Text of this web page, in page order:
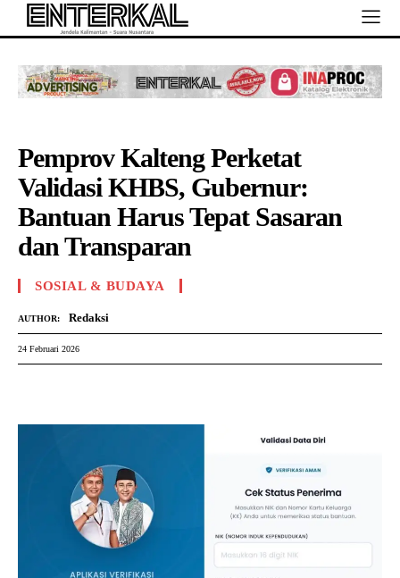
Pemprov Kalteng Perketat
Validasi KHBS, Gubernur:
Bantuan Harus Tepat Sasaran
dan Transparan
SOSIAL & BUDAYA
AUTHOR: Redaksi
24 Februari 2026